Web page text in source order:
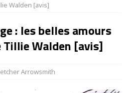
Walden [avis]
: les belles amours
Tillie Walden [avis]
Arrowsmith